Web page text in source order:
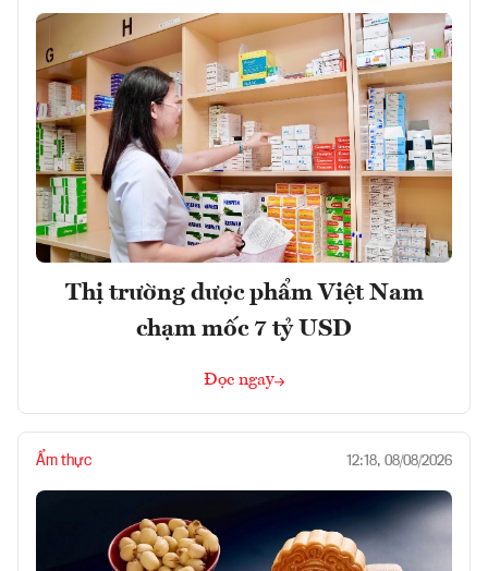
Thị trường dược phẩm Việt Nam
chạm mốc 7 tỷ USD
Đọc ngay
Ẩm thực 12:18, 08/08/2026